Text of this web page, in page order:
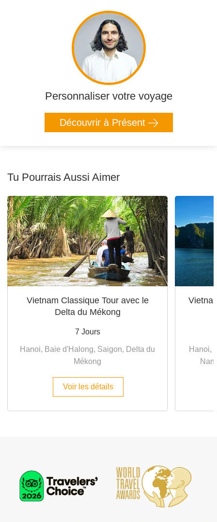
Personnaliser votre voyage
Découvrir à Présent
Tu Pourrais Aussi Aimer
Vietnam Classique Tour avec le
Delta du Mékong
7 Jours
Hanoi, Baie d'Halong, Saigon, Delta du
Mékong
Voir les détails
Hanoi,